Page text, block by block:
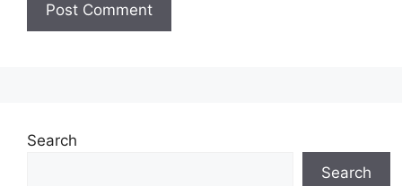
Search
Search